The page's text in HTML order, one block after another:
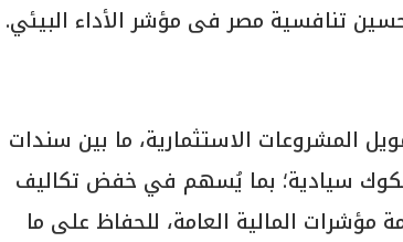
المشروعات الاستثمارية، ما بين سندات
صكوك سيادية؛ بما يُسهم في خفض تكاليف
مؤشرات المالية العامة، للحفاظ على ما